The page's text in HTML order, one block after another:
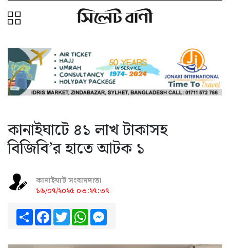
কানাইঘাটে ৪১ লাখ টাকাসহ
বিজিবি’র হাতে আটক ১
কানাইঘাট সংবাদদাতা
১৬/০৭/২০২৫ ০৩:২৭:৩৭
ShareFacebook
TwitterWhatsApp